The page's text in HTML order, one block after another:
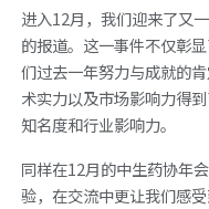
进入12月，我们迎来了又
的报道。这一事件不仅彰
们过去一年努力与成就的
术实力以及市场影响力得
知名度和行业影响力。
同样在12月的中生药协年
验，在交流中更让我们感